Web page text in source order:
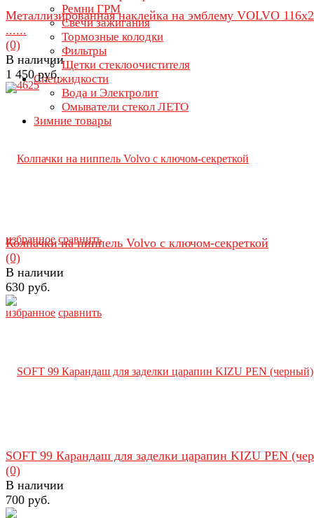
Ремни ГРМ
Свечи зажигания
Тормозные колодки
Фильтры
Щетки стеклоочистителя
Спецжидкости
Вода и Электролит
Омыватели стекол ЛЕТО
Зимние товары
избранное сравнить
Металлизированная наклейка на эмблему VOLVO
......
(0)
В наличии
1 450 руб.
избранное сравнить
Колпачки на ниппель Volvo с ключом-секреткой
(0)
В наличии
630 руб.
SOFT 99 Карандаш для заделки царапин KIZU PEN
(0)
В наличии
700 руб.